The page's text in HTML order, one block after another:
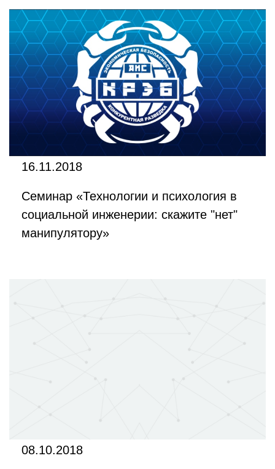
16.11.2018
Семинар «Технологии и психология в
социальной инженерии: скажите "нет"
манипулятору»
08.10.2018